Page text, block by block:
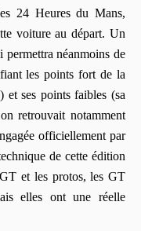
24 Heures du Mans,
voiture au départ. Un
néanmoins de
les points fort de la
ses points faibles (sa
retrouvait notamment
officiellement par
de cette édition
et les protos, les GT
elles ont une réelle